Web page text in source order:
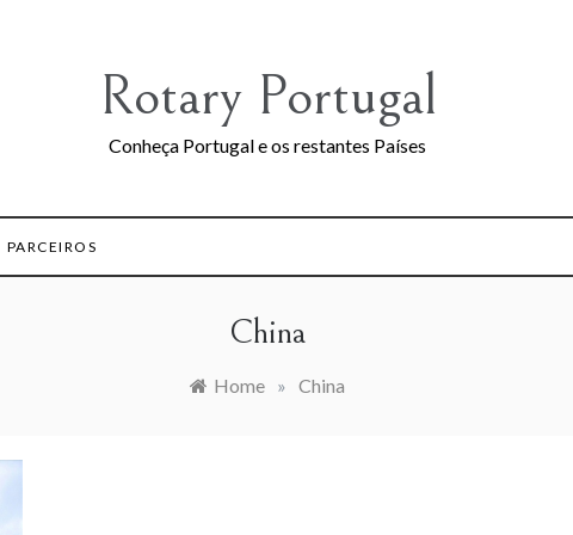
Rotary Portugal
Conheça Portugal e os restantes Países
PARCEIROS
China
Home » China